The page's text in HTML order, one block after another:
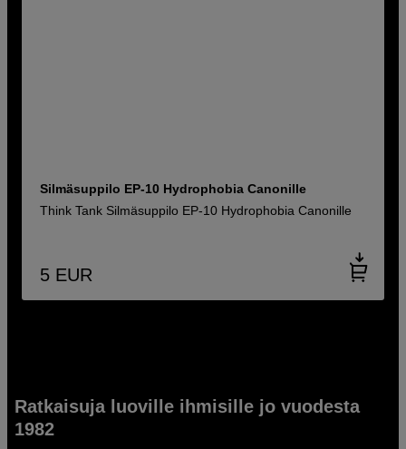
Silmäsuppilo EP-10 Hydrophobia Canonille
Think Tank Silmäsuppilo EP-10 Hydrophobia Canonille
5 EUR
Ratkaisuja luoville ihmisille jo vuodesta
1982